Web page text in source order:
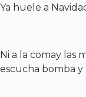
Ya huele a
Ni a la comay las
escucha bomba y